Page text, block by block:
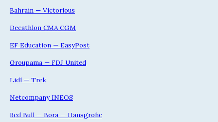
Bahrain — Victorious
Decathlon CMA CGM
EF Education — EasyPost
Groupama — FDJ United
Lidl — Trek
Netcompany INEOS
Red Bull — Bora — Hansgrohe